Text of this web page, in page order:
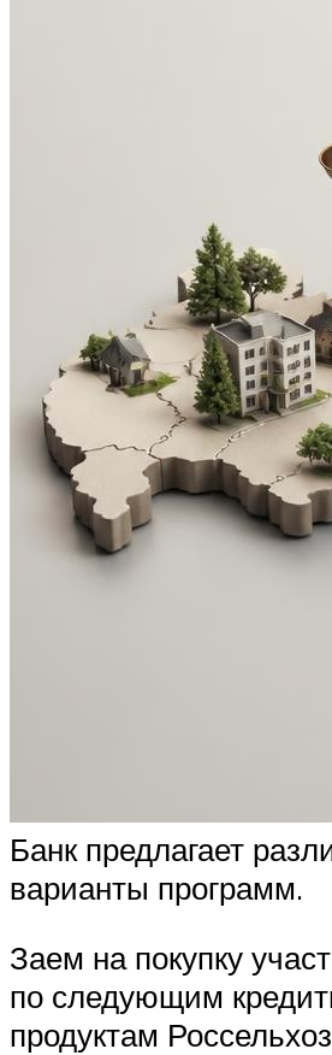
Банк предлагает
варианты программ.
Заем на покупку
по следующим
продуктам